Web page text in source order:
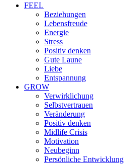
FEEL
Beziehungen
Lebensfreude
Energie
Stress
Positiv denken
Gute Laune
Liebe
Entspannung
GROW
Verwirklichung
Selbstvertrauen
Veränderung
Positiv denken
Midlife Crisis
Motivation
Neubeginn
Persönliche Entwicklung